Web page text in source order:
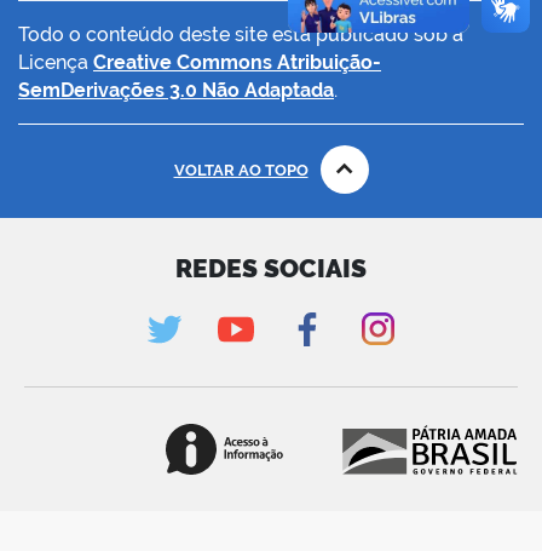
Todo o conteúdo deste site está publicado sob a
Licença Creative Commons Atribuição-
SemDerivações 3.0 Não Adaptada.
VOLTAR AO TOPO
REDES SOCIAIS